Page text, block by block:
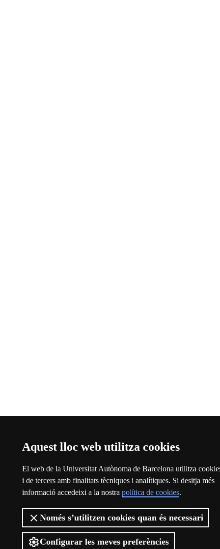
Aquest lloc web utilitza cookies
El web de la Universitat Autònoma de Barcelona utilitza
i de tercers amb finalitats tècniques i analítiques. Si desitja més
informació accedeixi a la nostra política de cookies.
Només s’utilitzen cookies quan és necessari
Configurar les meves preferències